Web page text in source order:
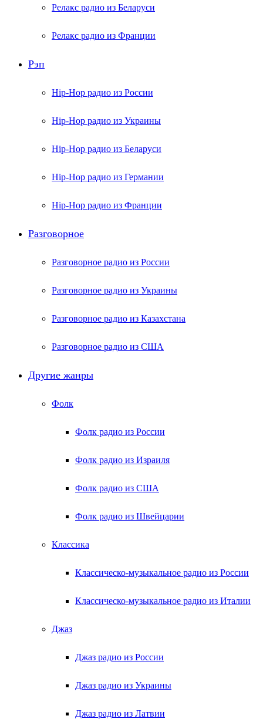
Релакс радио из Беларуси
Релакс радио из Франции
Рэп
Hip-Hop радио из России
Hip-Hop радио из Украины
Hip-Hop радио из Беларуси
Hip-Hop радио из Германии
Hip-Hop радио из Франции
Разговорное
Разговорное радио из России
Разговорное радио из Украины
Разговорное радио из Казахстана
Разговорное радио из США
Другие жанры
Фолк
Фолк радио из России
Фолк радио из Израиля
Фолк радио из США
Фолк радио из Швейцарии
Классика
Классическо-музыкальное радио из России
Классическо-музыкальное радио из Италии
Джаз
Джаз радио из России
Джаз радио из Украины
Джаз радио из Латвии